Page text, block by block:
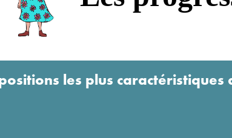
les plus caractéristiques